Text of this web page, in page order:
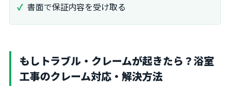
書面で保証内容を受け取る
もしトラブル・クレームが起きたら？浴室
工事のクレーム対応・解決方法